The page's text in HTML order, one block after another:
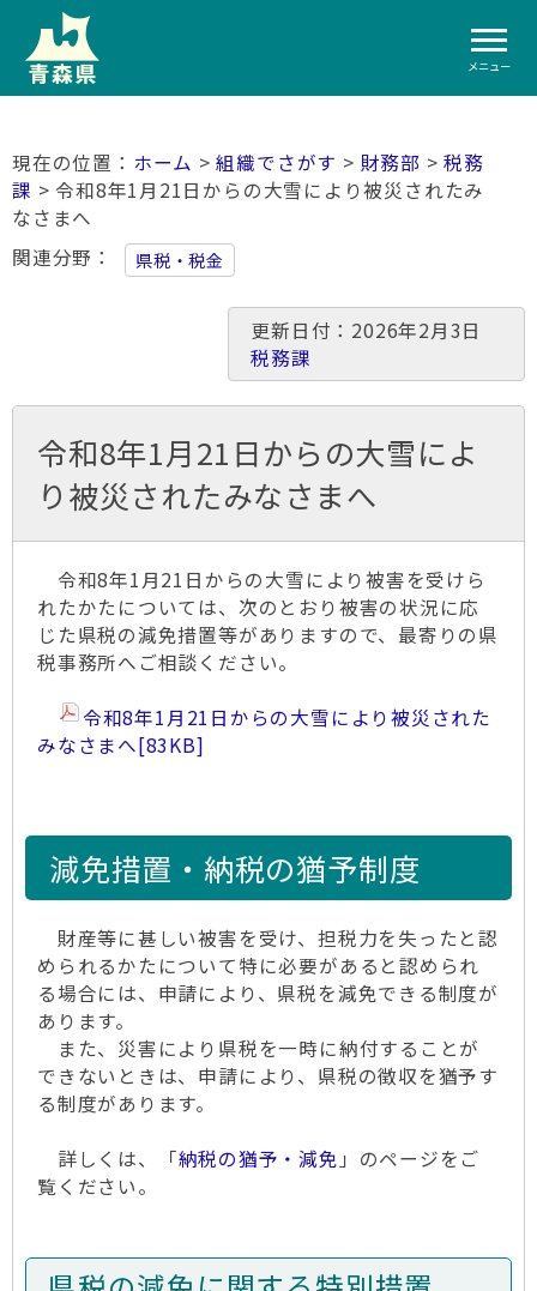
メニュー
ホーム >組織でさがす > 財務部 >税務
課 > 令和8年1月21日からの大雪により被災されたみ
なさまへ
関連分野
県税・税金
更新日付：2026年2月3日
税務課
令和8年1月21日からの大雪によ
り被災されたみなさまへ
令和8年1月21日からの大雪により被害を受けら
れたかたについては、次のとおり被害の状況に応
じた県税の減免措置等がありますので、最寄りの県
税事務所へご相談ください。
令和8年1月21日からの大雪により被災された
みなさまへ[83KB]
減免措置・納税の猶予制度
財産等に甚しい被害を受け、担税力を失ったと認
められるかたについて特に必要があると認められ
る場合には、申請により、県税を減免できる制度が
あります。
また、災害により県税を一時に納付することが
できないときは、申請により、県税の徴収を猶予す
る制度があります。
詳しくは、「納税の猶予・減免 」のページをご
覧ください。